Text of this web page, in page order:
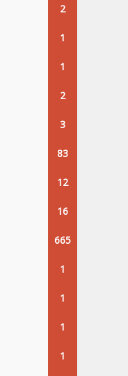
2
1
1
2
3
83
12
16
665
1
1
1
1